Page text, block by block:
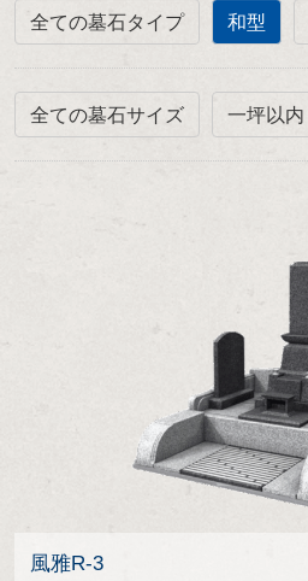
全ての墓石タイプ 和型
全ての墓石サイズ 一坪以内
風雅R-3